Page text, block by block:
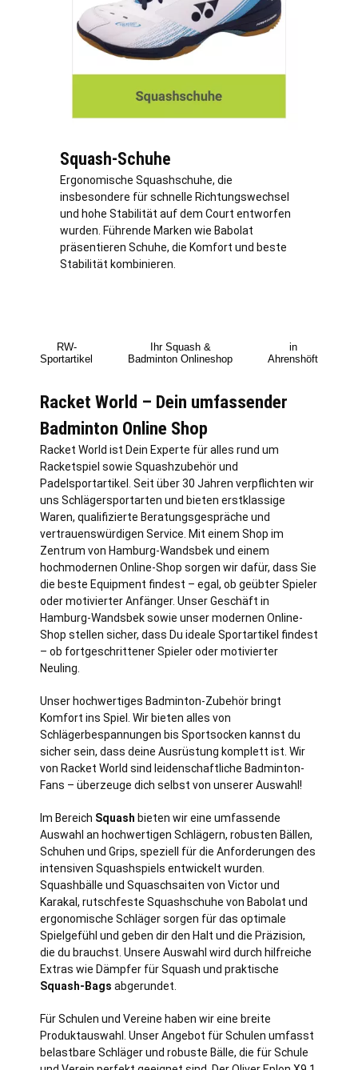
Squash-Schuhe
Ergonomische Squashschuhe, die
insbesondere für schnelle Richtungswechsel
und hohe Stabilität auf dem Court entworfen
wurden. Führende Marken wie Babolat
präsentieren Schuhe, die Komfort und beste
Stabilität kombinieren.
RW-
Sportartikel
Ihr Squash &
Badminton Onlineshop
in
Ahrenshöft
Racket World – Dein umfassender
Badminton Online Shop
Racket World ist Dein Experte für alles rund um
Racketspiel sowie Squashzubehör und
Padelsportartikel. Seit über 30 Jahren verpflichten wir
uns Schlägersportarten und bieten erstklassige
Waren, qualifizierte Beratungsgespräche und
vertrauenswürdigen Service. Mit einem Shop im
Zentrum von Hamburg-Wandsbek und einem
hochmodernen Online-Shop sorgen wir dafür, dass Sie
die beste Equipment findest – egal, ob geübter Spieler
oder motivierter Anfänger. Unser Geschäft in
Hamburg-Wandsbek sowie unser modernen Online-
Shop stellen sicher, dass Du ideale Sportartikel findest
– ob fortgeschrittener Spieler oder motivierter
Neuling.
Unser hochwertiges Badminton-Zubehör bringt
Komfort ins Spiel. Wir bieten alles von
Schlägerbespannungen bis Sportsocken kannst du
sicher sein, dass deine Ausrüstung komplett ist. Wir
von Racket World sind leidenschaftliche Badminton-
Fans – überzeuge dich selbst von unserer Auswahl!
Im Bereich Squash bieten wir eine umfassende
Auswahl an hochwertigen Schlägern, robusten Bällen,
Schuhen und Grips, speziell für die Anforderungen des
intensiven Squashspiels entwickelt wurden.
Squashbälle und Squaschsaiten von Victor und
Karakal, rutschfeste Squashschuhe von Babolat und
ergonomische Schläger sorgen für das optimale
Spielgefühl und geben dir den Halt und die Präzision,
die du brauchst. Unsere Auswahl wird durch hilfreiche
Extras wie Dämpfer für Squash und praktische
Squash-Bags abgerundet.
Für Schulen und Vereine haben wir eine breite
Produktauswahl. Unser Angebot für Schulen umfasst
belastbare Schläger und robuste Bälle, die für Schule